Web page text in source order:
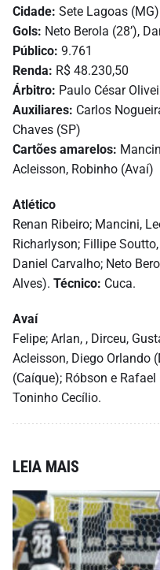
Cidade: Sete Lagoas (MG)
Gols: Neto Berola (28’),
Público: 9.761
Renda: R$ 48.230,50
Árbitro: Paulo César
Auxiliares: Carlos
Chaves (SP)
Cartões amarelos:
Acleisson, Robinho (Avaí)
Atlético
Renan Ribeiro; Mancini,
Richarlyson; Fillipe
Daniel Carvalho; Neto
Alves). Técnico: Cuca.
Avaí
Felipe; Arlan, , Dirceu,
Acleisson, Diego Orlando
(Caíque); Róbson e
Toninho Cecílio.
LEIA MAIS